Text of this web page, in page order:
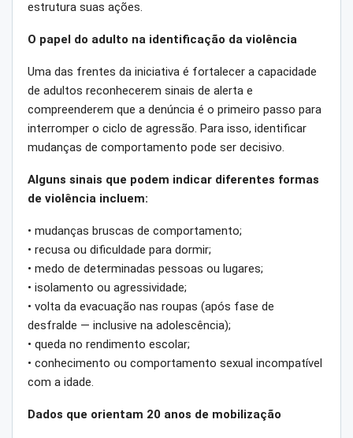
estrutura suas ações.
O papel do adulto na identificação da violência
Uma das frentes da iniciativa é fortalecer a capacidade
de adultos reconhecerem sinais de alerta e
compreenderem que a denúncia é o primeiro passo para
interromper o ciclo de agressão. Para isso, identificar
mudanças de comportamento pode ser decisivo.
Alguns sinais que podem indicar diferentes formas
de violência incluem:
• mudanças bruscas de comportamento;
• recusa ou dificuldade para dormir;
• medo de determinadas pessoas ou lugares;
• isolamento ou agressividade;
• volta da evacuação nas roupas (após fase de
desfralde — inclusive na adolescência);
• queda no rendimento escolar;
• conhecimento ou comportamento sexual incompatível
com a idade.
Dados que orientam 20 anos de mobilização